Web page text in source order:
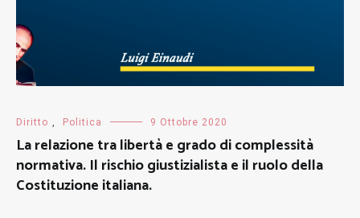
Diritto , Politica 9 Ottobre 2020
La relazione tra libertà e grado di complessità
normativa. Il rischio giustizialista e il ruolo della
Costituzione italiana.